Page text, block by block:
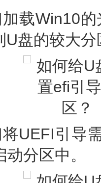
Win10的
U盘的较大分
引导需
分区中。